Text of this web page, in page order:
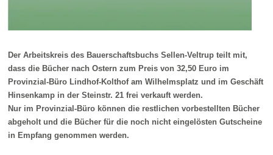
Der Arbeitskreis des Bauerschaftsbuchs Sellen-Veltrup teilt mit,
dass die Bücher nach Ostern zum Preis von 32,50 Euro im
Provinzial-Büro Lindhof-Kolthof am Wilhelmsplatz und im Geschäft
Hinsenkamp in der Steinstr. 21 frei verkauft werden.
Nur im Provinzial-Büro können die restlichen vorbestellten Bücher
abgeholt und die Bücher für die noch nicht eingelösten Gutscheine
in Empfang genommen werden.